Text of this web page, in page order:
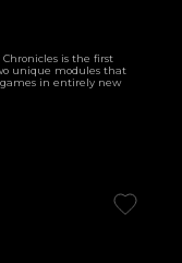
Chronicles is the first
unique modules that
in entirely new